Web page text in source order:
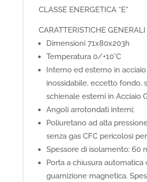
CLASSE ENERGETICA “E”
CARATTERISTICHE GENERALI
Dimensioni 71x80x203h
Temperatura 0/+10°C
Interno ed esterno in acciaio
inossidabile, eccetto fondo,
schienale esterni in Acciaio
Angoli arrotondati interni;
Poliuretano ad alta
senza gas CFC pericolosi
Spessore di isolamento: 60
Porta a chiusura automatica
guarnizione magnetica.